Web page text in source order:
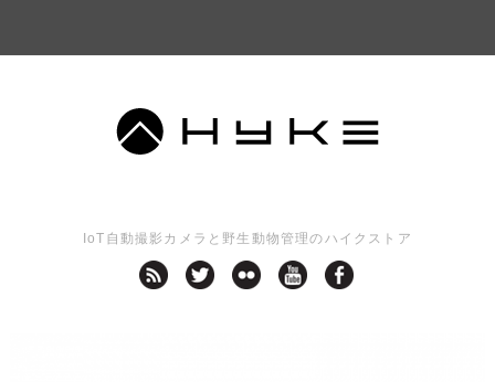
IoT自動撮影カメラと野生動物管理のハイクストア